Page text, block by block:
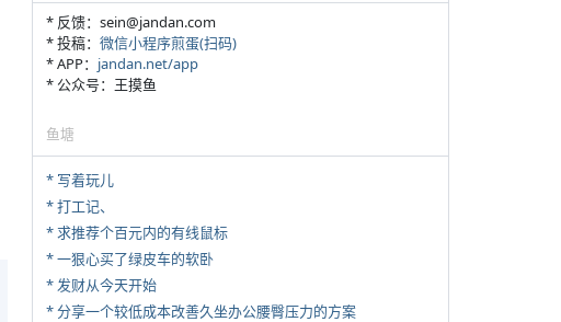
* 反馈：sein@jandan.com
* 投稿： 微信小程序煎蛋(扫码)
* APP： jandan.net/app
* 公众号：王摸鱼
鱼塘
* 写着玩儿
* 打工记、
* 求推荐个百元内的有线鼠标
* 一狠心买了绿皮车的软卧
* 发财从今天开始
* 分享一个较低成本改善久坐办公腰臀压力的方案